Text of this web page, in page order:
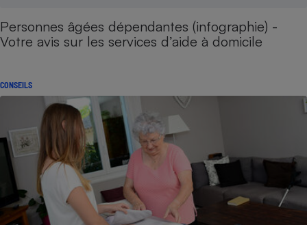
Personnes âgées dépendantes (infographie) -
Votre avis sur les services d’aide à domicile
CONSEILS